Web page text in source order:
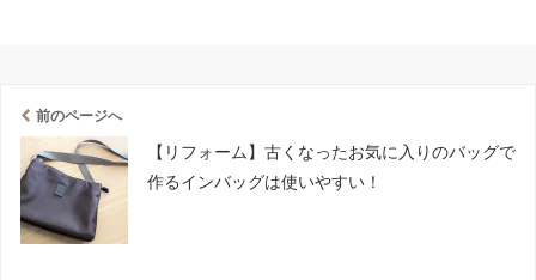
前のページへ
【リフォーム】古くなったお気に入りのバッグで
作るインバッグは使いやすい！